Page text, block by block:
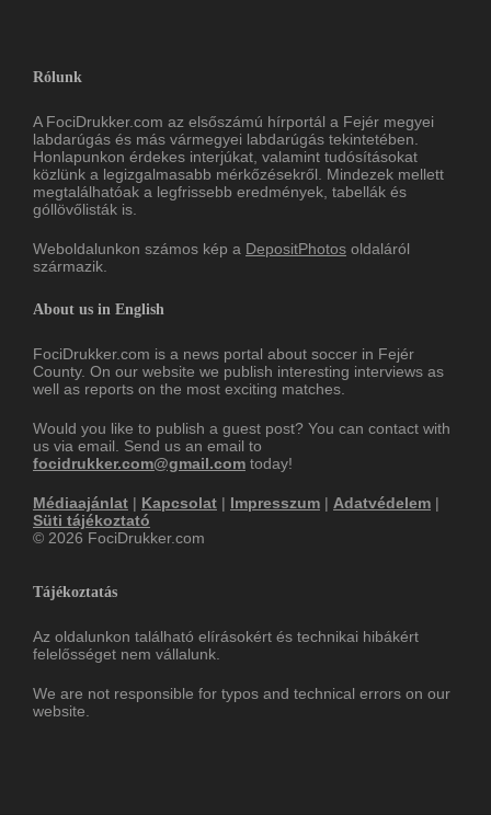
Rólunk
A FociDrukker.com az elsőszámú hírportál a Fejér megyei
labdarúgás és más vármegyei labdarúgás tekintetében.
Honlapunkon érdekes interjúkat, valamint tudósításokat
közlünk a legizgalmasabb mérkőzésekről. Mindezek mellett
megtalálhatóak a legfrissebb eredmények, tabellák és
góllövőlisták is.
Weboldalunkon számos kép a DepositPhotos oldaláról
származik.
About us in English
FociDrukker.com is a news portal about soccer in Fejér
County. On our website we publish interesting interviews as
well as reports on the most exciting matches.
Would you like to publish a guest post? You can contact with
us via email. Send us an email to
focidrukker.com@gmail.com today!
Médiaajánlat | Kapcsolat | Impresszum | Adatvédelem |
Süti tájékoztató
© 2026 FociDrukker.com
Tájékoztatás
Az oldalunkon található elírásokért és technikai hibákért
felelősséget nem vállalunk.
We are not responsible for typos and technical errors on our
website.